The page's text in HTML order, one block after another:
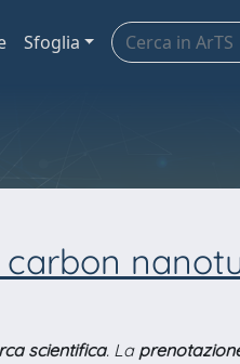
Sfoglia
scientifica. La